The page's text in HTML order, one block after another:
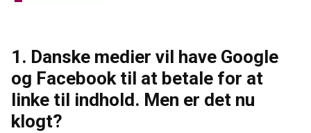
1. Danske medier vil have Google
og Facebook til at betale for at
linke til indhold. Men er det nu
klogt?